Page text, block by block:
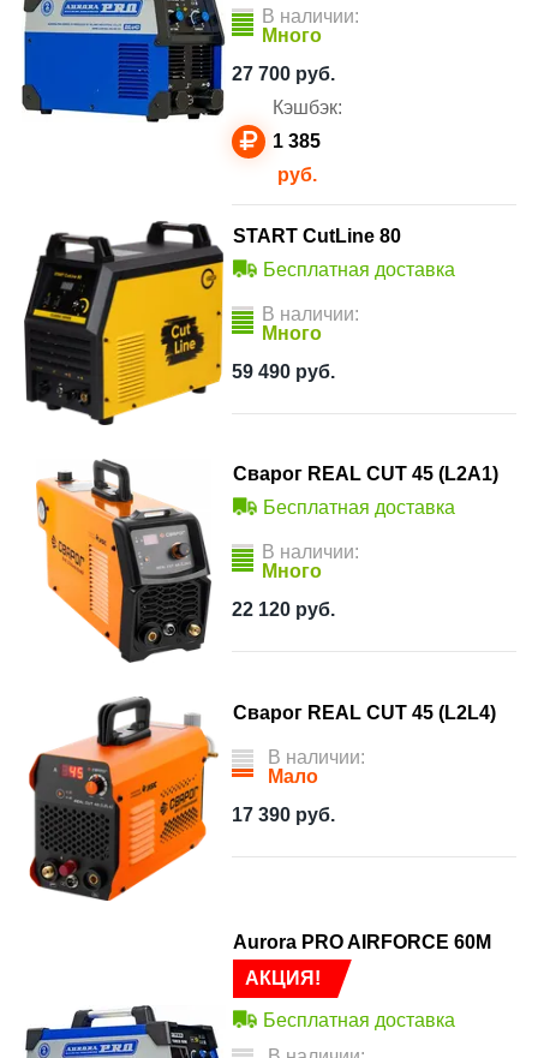
В наличии:
Много
27 700 руб.
Кэшбэк:
1 385
руб.
START CutLine 80
Бесплатная доставка
В наличии:
Много
59 490 руб.
Сварог REAL CUT 45 (L2А1)
Бесплатная доставка
В наличии:
Много
22 120 руб.
Сварог REAL CUT 45 (L2L4)
В наличии:
Мало
17 390 руб.
АКЦИЯ!
Aurora PRO AIRFORCE 60M
Бесплатная доставка